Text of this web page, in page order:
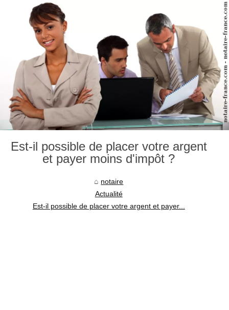
Est-il possible de placer votre argent
et payer moins d'impôt ?
notaire
Actualité
Est-il possible de placer votre argent et payer...